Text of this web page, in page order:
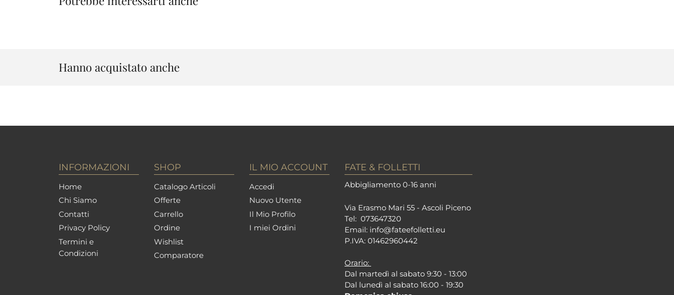
Hanno acquistato anche
INFORMAZIONI
Home
Chi Siamo
Contatti
Privacy Policy
Termini e
Condizioni
SHOP
Catalogo Articoli
Offerte
Carrello
Ordine
Wishlist
Comparatore
IL MIO ACCOUNT
Accedi
Nuovo Utente
Il Mio Profilo
I miei Ordini
FATE & FOLLETTI
Abbigliamento 0-16 anni
Via Erasmo Mari 55 - Ascoli Piceno
Tel: 073647320
Email: info@fateefolletti.eu
P.IVA: 01462960442
Orario:
Dal martedì al sabato 9:30 - 13:00
Dal lunedì al sabato 16:00 - 19:30